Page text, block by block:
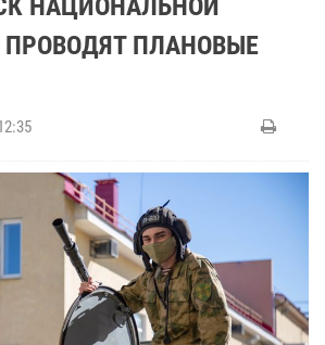
НАЦИОНАЛЬНОЙ
ПЛАНОВЫЕ